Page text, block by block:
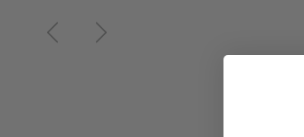
Předchozí